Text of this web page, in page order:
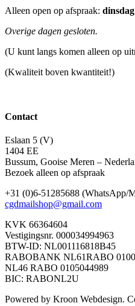
Alleen open op afspraak:
Overige dagen gesloten.
(U kunt langs komen alleen op
(Kwaliteit boven kwantiteit!)
Contact
Eslaan 5 (V)
1404 EE
Bussum, Gooise Meren –
Bezoek alleen op afspraak
+31 (0)6-51285688 (WhatsApp/
cgdmailshop@gmail.com
KVK 66364604
Vestigingsnr. 000034994963
BTW-ID: NL001116818B45
RABOBANK NL61RABO
NL46 RABO 0105044989
BIC: RABONL2U
Powered by Kroon Webdesign.